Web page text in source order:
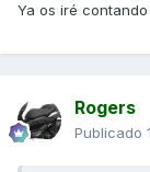
Ya os iré contando
Rogers
Publicado